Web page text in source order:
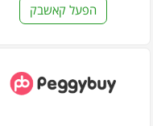
הפעל קאשבק